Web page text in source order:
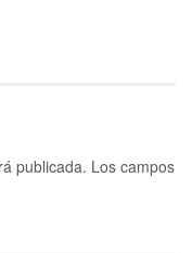
publicada. Los campos